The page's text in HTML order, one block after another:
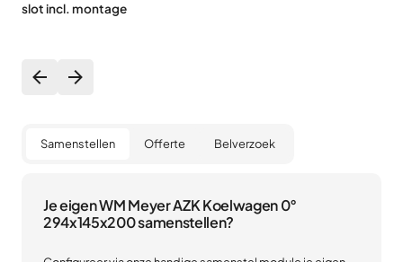
slot incl. montage
Samenstellen Offerte Belverzoek
Je eigen WM Meyer AZK Koelwagen 0°
294x145x200 samenstellen?